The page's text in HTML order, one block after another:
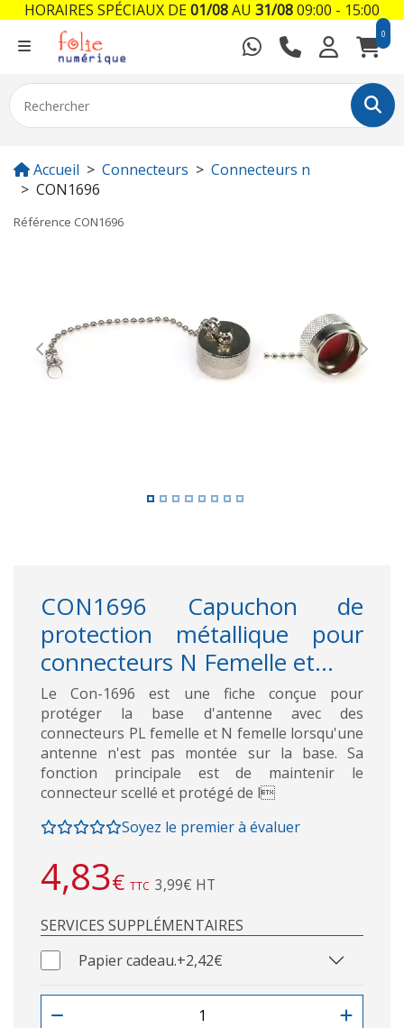
0
Accueil Connecteurs
Connecteurs n
CON1696
Référence CON1696
Previous Next
CON1696 Capuchon de
protection métallique pour
connecteurs N Femelle et...
Le Con-1696 est une fiche conçue pour
protéger la base d'antenne avec des
connecteurs PL femelle et N femelle lorsqu'une
antenne n'est pas montée sur la base. Sa
fonction principale est de maintenir le
connecteur scellé et protégé de l
Soyez le premier à évaluer
4,83€ TTC 3,99€ HT
SERVICES SUPPLÉMENTAIRES
Papier cadeau.+2,42€
HORAIRES SPÉCIAUX DE01/08AU 31/0809:00 - 15:00